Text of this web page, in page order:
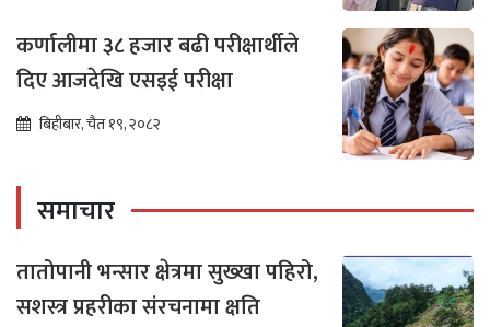
कर्णालीमा ३८ हजार बढी परीक्षार्थीले
दिए आजदेखि एसइई परीक्षा
बिहीबार, चैत १९, २०८२
समाचार
तातोपानी भन्सार क्षेत्रमा सुख्खा पहिरो,
सशस्त्र प्रहरीका संरचनामा क्षति